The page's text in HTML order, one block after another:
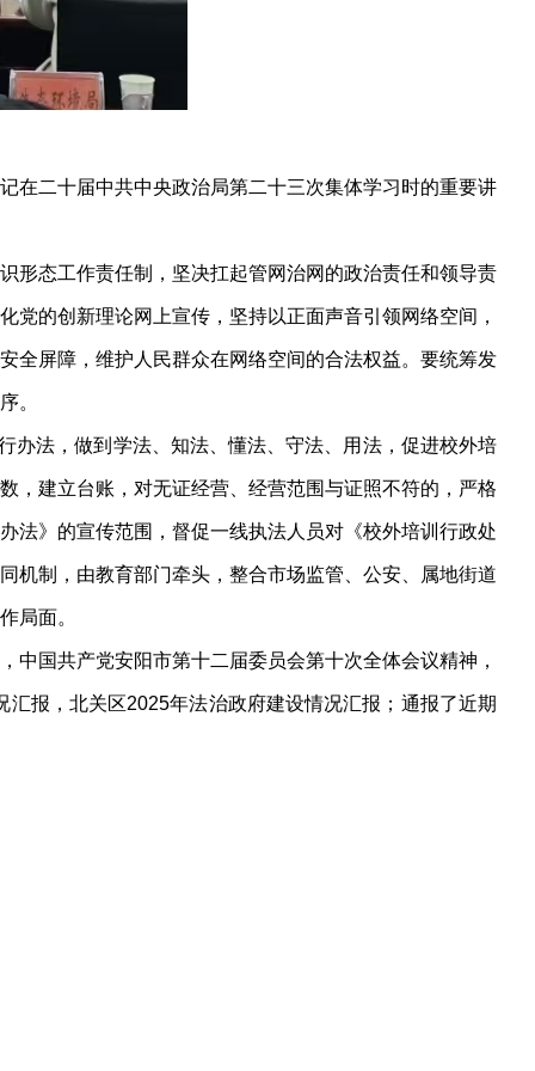
在二十届中共中央政治局第二十三次集体学习时的重要讲
形态工作责任制，坚决扛起管网治网的政治责任和领导责
的创新理论网上宣传，坚持以正面声音引领网络空间，
全屏障，维护人民群众在网络空间的合法权益。要统筹发
。
办法，做到学法、知法、懂法、守法、用法，促进校外培
，建立台账，对无证经营、经营范围与证照不符的，严格
法》的宣传范围，督促一线执法人员对《校外培训行政处
机制，由教育部门牵头，整合市场监管、公安、属地街道
局面。
国共产党安阳市第十二届委员会第十次全体会议精神，
报，北关区2025年法治政府建设情况汇报；通报了近期